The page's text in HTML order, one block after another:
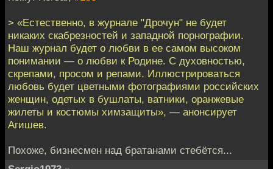
> «Естественно, в журнале "Дрочун" не будет
никаких скабрезностей и западной порнографии.
Наш журнал будет о любви в ее самом высоком
понимании — о любви к Родине. С духовностью,
скрепами, просом и репами. Иллюстрироваться
любовь будет цветными фотографиями российских
женщин, одетых в бушлаты, ватники, оранжевые
жилеты и костюмы химзащиты», — анонсирует
Агишев.
Похоже, бизнесмен над братанами стебётся...